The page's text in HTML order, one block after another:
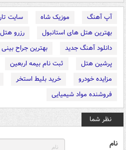
آپ آهنگ موزیک شاه
سایت
بهترین هتل های استانبول
رزرو
دانلود آهنگ جدید
بهترین جراح
پرشین هتل
ثبت نام بیمه اربعین
مزایده خودرو
خرید بلیط استخر
فروشنده مواد شیمیایی
نظر شما
نام